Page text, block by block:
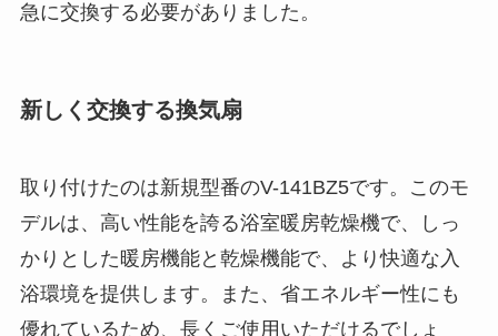
急に交換する必要がありました。
新しく交換する換気扇
取り付けたのは新規型番のV-141BZ5です。このモ
デルは、高い性能を誇る浴室暖房乾燥機で、しっ
かりとした暖房機能と乾燥機能で、より快適な入
浴環境を提供します。また、省エネルギー性にも
優れているため、長くご使用いただけるでしょ